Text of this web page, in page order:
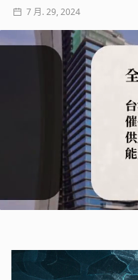
7 月. 29, 2024